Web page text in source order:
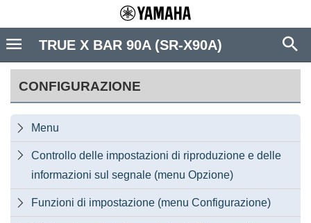
CONFIGURAZIONE
 Menu

Controllo delle impostazioni di riproduzione e delle
informazioni sul segnale (menu Opzione)
 Funzioni di impostazione (menu Configurazione)
TRUE X BAR 90A (SR-X90A)